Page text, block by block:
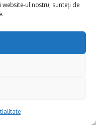
ul nostru, sunteți de